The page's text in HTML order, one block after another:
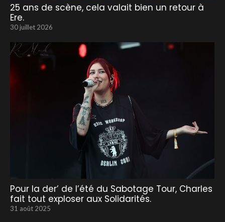
25 ans de scène, cela valait bien un retour à
Ere.
30 juillet 2026
Pour la der’ de l’été du Sabotage Tour, Charles
fait tout exploser aux Solidarités.
31 août 2025